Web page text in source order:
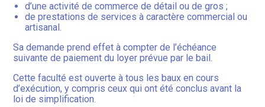
d’une activité de commerce de détail ou de gros ;
de prestations de services à caractère commercial ou
artisanal.
Sa demande prend effet à compter de l’échéance
suivante de paiement du loyer prévue par le bail.
Cette faculté est ouverte à tous les baux en cours
d’exécution, y compris ceux qui ont été conclus avant la
loi de simplification.